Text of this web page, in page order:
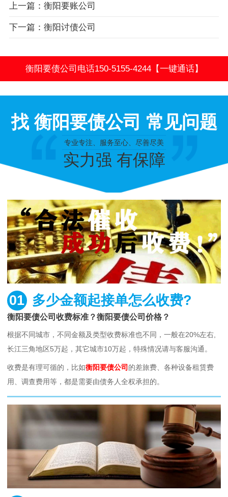
上一篇：衡阳要账公司
下一篇：衡阳讨债公司
衡阳要债公司电话150-5155-4244【一键通话】
找 衡阳要债公司 常见问题
专业专注、服务至心、尽善尽美
实力强 有保障
01 多少金额起接单怎么收费?
衡阳要债公司收费标准？衡阳要债公司价格？
根据不同城市，不同金额及类型收费标准也不同，一般在20%左右,
长江三角地区5万起，其它城市10万起，特殊情况请与客服沟通。
收费是有理可循的，比如衡阳要债公司 的差旅费、各种设备租赁费
用、调查费用等，都是需要由债务人全权承担的。